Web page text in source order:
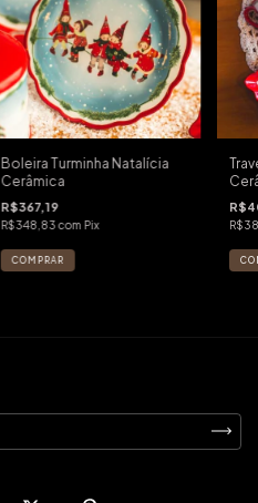
Boleira Turminha Natalícia
Cerâmica
R$367,19
R$348,83com Pix